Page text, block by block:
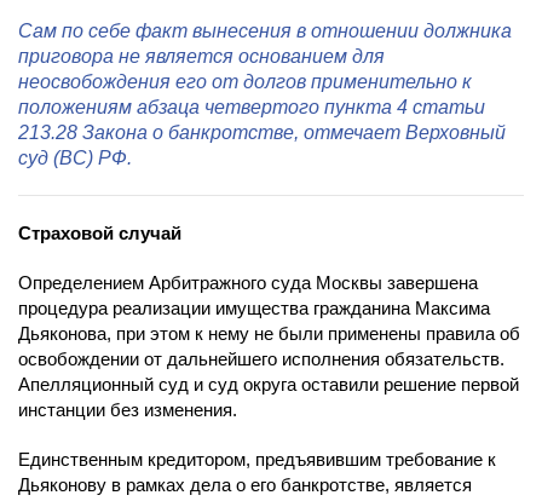
Сам по себе факт вынесения в отношении должника
приговора не является основанием для
неосвобождения его от долгов применительно к
положениям абзаца четвертого пункта 4 статьи
213.28 Закона о банкротстве, отмечает Верховный
суд (ВС) РФ.
Страховой случай
Определением Арбитражного суда Москвы завершена
процедура реализации имущества гражданина Максима
Дьяконова, при этом к нему не были применены правила об
освобождении от дальнейшего исполнения обязательств.
Апелляционный суд и суд округа оставили решение первой
инстанции без изменения.
Единственным кредитором, предъявившим требование к
Дьяконову в рамках дела о его банкротстве, является